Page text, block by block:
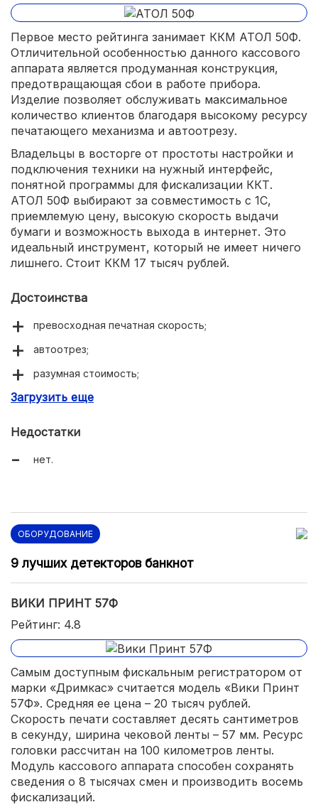
Первое место рейтинга занимает ККМ АТОЛ 50Ф.
Отличительной особенностью данного кассового
аппарата является продуманная конструкция,
предотвращающая сбои в работе прибора.
Изделие позволяет обслуживать максимальное
количество клиентов благодаря высокому ресурсу
печатающего механизма и автоотрезу.
Владельцы в восторге от простоты настройки и
подключения техники на нужный интерфейс,
понятной программы для фискализации ККТ.
АТОЛ 50Ф выбирают за совместимость с 1С,
приемлемую цену, высокую скорость выдачи
бумаги и возможность выхода в интернет. Это
идеальный инструмент, который не имеет ничего
лишнего. Стоит ККМ 17 тысяч рублей.
Достоинства
превосходная печатная скорость;
автоотрез;
разумная стоимость;
продуманная конструкция;
Загрузить еще
Недостатки
нет.
ОБОРУДОВАНИЕ
9 лучших детекторов банкнот
ВИКИ ПРИНТ 57Ф
Рейтинг: 4.8
Самым доступным фискальным регистратором от
марки «Дримкас» считается модель «Вики Принт
57Ф». Средняя ее цена – 20 тысяч рублей.
Скорость печати составляет десять сантиметров
в секунду, ширина чековой ленты – 57 мм. Ресурс
головки рассчитан на 100 километров ленты.
Модуль кассового аппарата способен сохранять
сведения о 8 тысячах смен и производить восемь
фискализаций.